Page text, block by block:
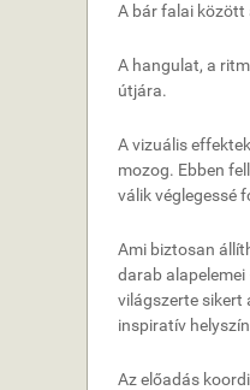
A bár falai között
A hangulat, a
útjára.
A vizuális
mozog. Ebben
válik véglegessé
Ami biztosan
darab
világszerte sikert
inspiratív
Az előadás